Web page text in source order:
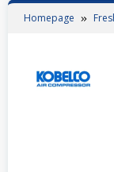
Homepage